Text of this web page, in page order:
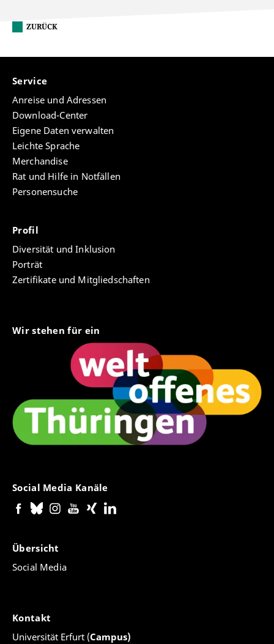
ZURÜCK
Service
Anreise und Adressen
Download-Center
Eigene Daten verwalten
Leichte Sprache
Merchandise
Rat und Hilfe in Notfällen
Personensuche
Profil
Diversität und Inklusion
Porträt
Zertifikate und Mitgliedschaften
Wir stehen für ein
Social Media Kanäle
Übersicht
Social Media
Kontakt
Universität Erfurt (Campus)